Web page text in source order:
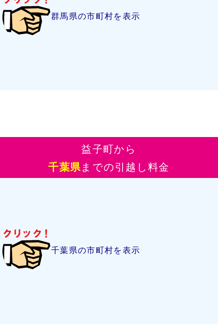
群馬県の市町村を表示
益子町から
千葉県までの引越し料金
千葉県の市町村を表示